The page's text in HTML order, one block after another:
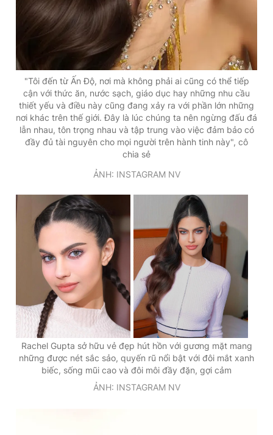
"Tôi đến từ Ấn Độ, nơi mà không phải ai cũng có thể tiếp
cận với thức ăn, nước sạch, giáo dục hay những nhu cầu
thiết yếu và điều này cũng đang xảy ra với phần lớn những
nơi khác trên thế giới. Đây là lúc chúng ta nên ngừng đấu đá
lẫn nhau, tôn trọng nhau và tập trung vào việc đảm bảo có
đầy đủ tài nguyên cho mọi người trên hành tinh này", cô
chia sẻ
ẢNH: INSTAGRAM NV
Rachel Gupta sở hữu vẻ đẹp hút hồn với gương mặt mang
những được nét sắc sảo, quyến rũ nổi bật với đôi mắt xanh
biếc, sống mũi cao và đôi môi đầy đặn, gợi cảm
ẢNH: INSTAGRAM NV